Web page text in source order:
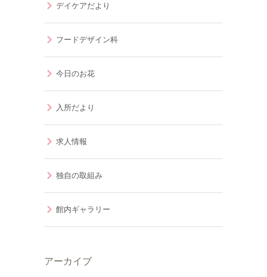
デイケアだより
フードデザイン科
今日のお花
入所だより
求人情報
独自の取組み
館内ギャラリー
アーカイブ